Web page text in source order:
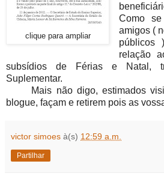
clique para ampliar
Como
amigos (
públicos
relação
subsídios de Férias e Natal,
Suplementar.
Mais não digo, estimados
blogue, façam e retirem pois as
victor simoes à(s) 12:59 a.m.
Partilhar